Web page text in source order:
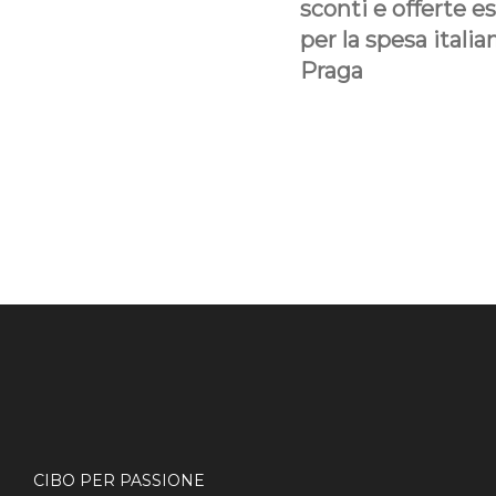
sconti e offerte
per la spesa
Praga
CIBO PER PASSIONE